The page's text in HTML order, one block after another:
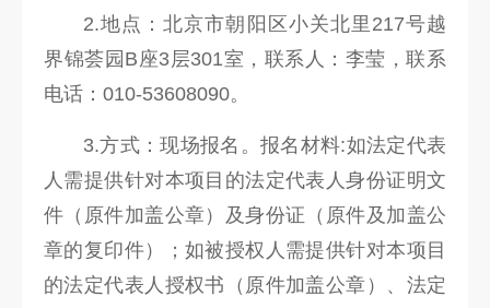
2.地点：北京市朝阳区小关北里217号越
界锦荟园B座3层301室，联系人：李莹，联系
电话：010-53608090。
3.方式：现场报名。报名材料:如法定代表
人需提供针对本项目的法定代表人身份证明文
件（原件加盖公章）及身份证（原件及加盖公
章的复印件）；如被授权人需提供针对本项目
的法定代表人授权书（原件加盖公章）、法定